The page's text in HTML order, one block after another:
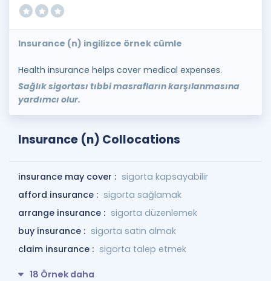
Insurance (n) ingilizce örnek cümle
Health insurance helps cover medical expenses.
Sağlık sigortası tıbbi masrafların karşılanmasına
yardımcı olur.
Insurance (n) Collocations
insurance may cover : sigorta kapsayabilir
afford insurance : sigorta sağlamak
arrange insurance : sigorta düzenlemek
buy insurance : sigorta satın almak
claim insurance : sigorta talep etmek
18 Örnek daha